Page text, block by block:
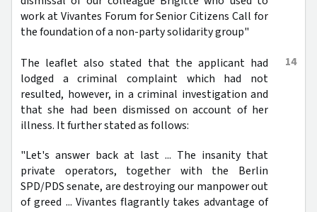
work at Vivantes Forum for Senior Citizens Call for
the foundation of a non-party solidarity group"
14
The leaflet also stated that the applicant had
lodged a criminal complaint which had not
resulted, however, in a criminal investigation and
that she had been dismissed on account of her
illness. It further stated as follows:
"Let's answer back at last ... The insanity that
private operators, together with the Berlin
SPD/PDS senate, are destroying our manpower out
of greed ... Vivantes flagrantly takes advantage of